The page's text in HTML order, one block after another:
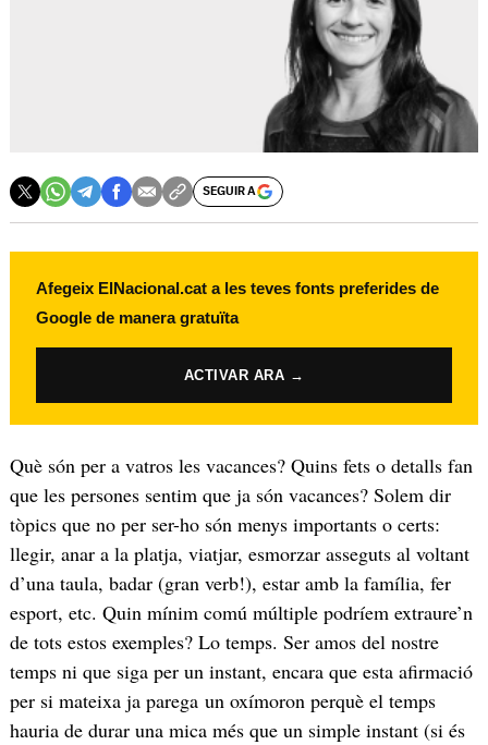
SEGUIR A
Afegeix ElNacional.cat a les teves fonts preferides de
Google de manera gratuïta
ACTIVAR ARA →
Què són per a vatros les vacances? Quins fets o detalls fan
que les persones sentim que ja són vacances? Solem dir
tòpics que no per ser-ho són menys importants o certs:
llegir, anar a la platja, viatjar, esmorzar asseguts al voltant
d’una taula, badar (gran verb!), estar amb la família, fer
esport, etc. Quin mínim comú múltiple podríem extraure’n
de tots estos exemples? Lo temps. Ser amos del nostre
temps ni que siga per un instant, encara que esta afirmació
per si mateixa ja parega un oxímoron perquè el temps
hauria de durar una mica més que un simple instant (si és